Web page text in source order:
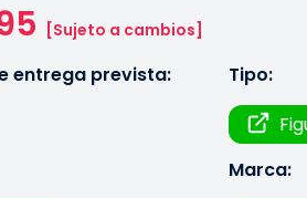
[Sujeto a cambios]
entrega prevista:
Tipo:
Marca: